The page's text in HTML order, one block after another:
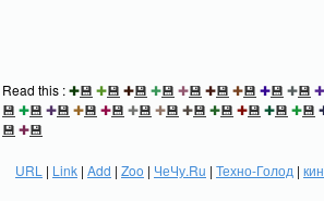
Read this :✚💾 ✚💾 ✚💾 ✚💾 ✚💾 ✚💾 ✚💾 ✚💾 ✚💾 ✚
💾 ✚💾 ✚💾 ✚💾 ✚💾 ✚💾 ✚💾 ✚💾 ✚💾 ✚💾 ✚💾 ✚💾
💾 ✚💾
URL | Link | Add | Zoo | ЧеЧу.Ru | Техно-Голод |